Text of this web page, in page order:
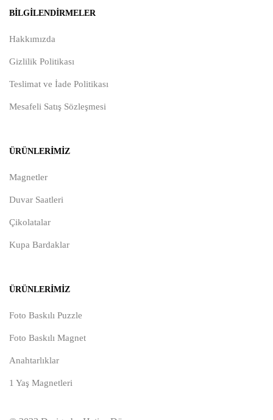
BILGILENDIRMELER
Hakkımızda
Gizlilik Politikası
Teslimat ve İade Politikası
Mesafeli Satış Sözleşmesi
ÜRÜNLERIMIZ
Magnetler
Duvar Saatleri
Çikolatalar
Kupa Bardaklar
ÜRÜNLERIMIZ
Foto Baskılı Puzzle
Foto Baskılı Magnet
Anahtarlıklar
1 Yaş Magnetleri